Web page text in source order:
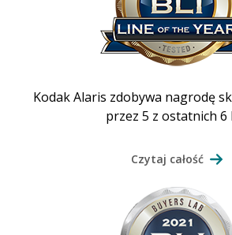
Kodak Alaris zdobywa nagrodę
przez 5 z ostatnich 6
Czytaj całość